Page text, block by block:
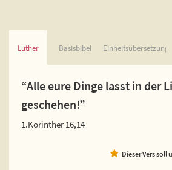
Luther Basisbibel Einheitsübersetzung
“Alle eure Dinge lasst in der
geschehen!”
1.Korinther 16,14
Dieser Vers soll